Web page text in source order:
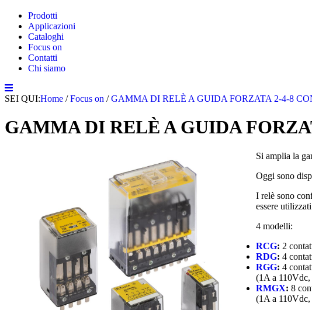
Prodotti
Applicazioni
Cataloghi
Focus on
Contatti
Chi siamo
SEI QUI:Home /Focus on /GAMMA DI RELÈ A GUIDA FORZATA 2-4-8
GAMMA DI RELÈ A GUIDA
Si amplia la
Oggi sono
I relè sono
essere
4 modelli:
RCG: 2
RDG: 4
RGG: 4
(1A a
RMGX: 8
(1A a